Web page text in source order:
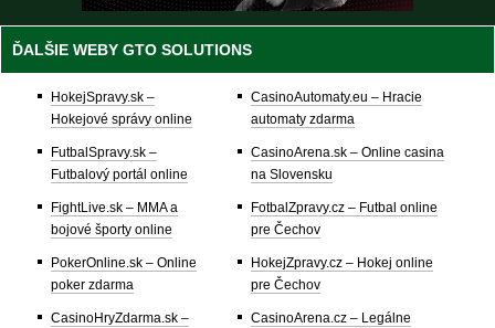
ĎALŠIE WEBY GTO SOLUTIONS
HokejSpravy.sk –
Hokejové správy online
FutbalSpravy.sk –
Futbalový portál online
FightLive.sk – MMA a
bojové športy online
PokerOnline.sk – Online
poker zdarma
CasinoHryZdarma.sk –
CasinoAutomaty.eu – Hracie
automaty zdarma
CasinoArena.sk – Online casina
na Slovensku
FotbalZpravy.cz – Futbal online
pre Čechov
HokejZpravy.cz – Hokej online
pre Čechov
CasinoArena.cz – Legálne